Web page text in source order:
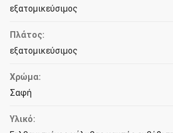
εξατομικεύσιμος
Πλάτος:
εξατομικεύσιμος
Χρώμα:
Σαφή
Υλικό: